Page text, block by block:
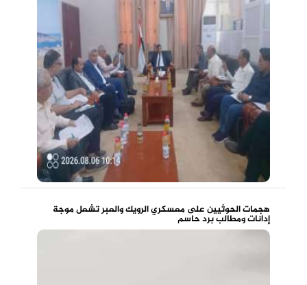
هجمات الحوثيين على معسكري الرويك والعبر تشعل موجة
إدانات ومطالب برد حاسم